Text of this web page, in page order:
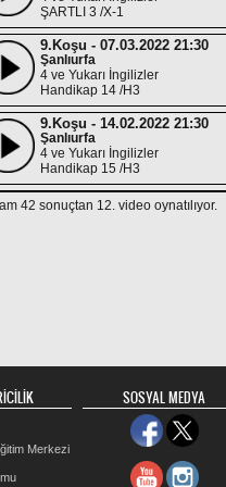
ŞARTLI 3 /X-1
9.Koşu - 07.03.2022 21:30
Şanlıurfa
4 ve Yukarı İngilizler
Handikap 14 /H3
9.Koşu - 14.02.2022 21:30
Şanlıurfa
4 ve Yukarı İngilizler
Handikap 15 /H3
4.Koşu - 31.01.2022 19:30
Şanlıurfa
3 ve Yukarı İngilizler
3.Koşu - 16.12.2021 19:30
Şanlıurfa
3 ve Yukarı İngilizler
Handikap 15 /H3
42 sonuçtan 12. video oynatılıyor.
Merkezi
SOSYAL MEDYA